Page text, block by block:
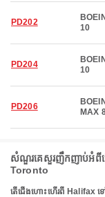
PD202
10
PD204
10
PD206
MAX
សំណួរគេសួរញឹកញាប់អំពីជ
Toronto
តើជើងហោះហើរពី Halifax